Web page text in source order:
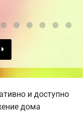
и доступно
дома